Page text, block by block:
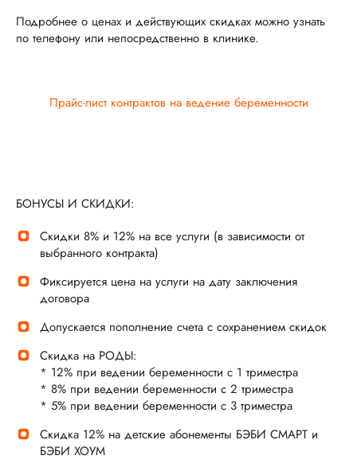
Подробнее о ценах и действующих скидках можно узнать
по телефону или непосредственно в клинике.
Прайс-лист контрактов на ведение беременности
БОНУСЫ И СКИДКИ:
Скидки 8% и 12% на все услуги (в зависимости от
выбранного контракта)
Фиксируется цена на услуги на дату заключения
договора
Допускается пополнение счета с сохранением скидок
Скидка на РОДЫ:
* 12% при ведении беременности с 1 триместра
* 8% при ведении беременности с 2 триместра
* 5% при ведении беременности с 3 триместра
Скидка 12% на детские абонементы БЭБИ СМАРТ и
БЭБИ ХОУМ